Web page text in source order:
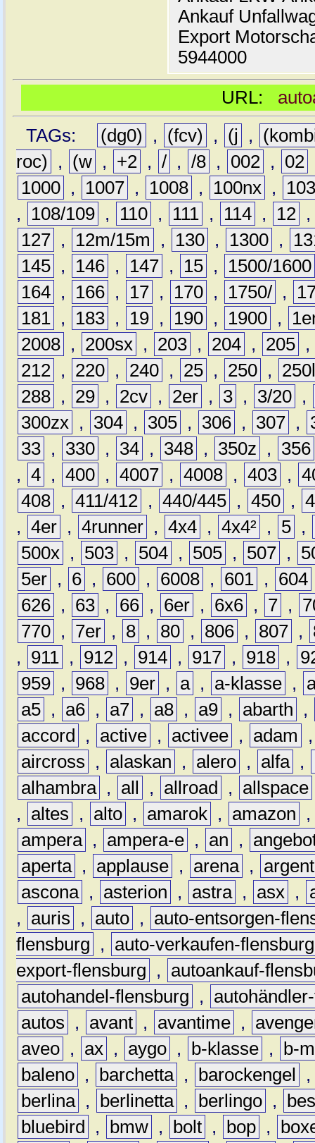
Ankauf
Export
5944000
URL:
TAGs:
(dg0) , (fcv) , (j ,
roc)
, (w , +2 , / , /8 , 002 , 02
1000 , 1007 , 1008 , 100nx ,
,
108/109 , 110 , 111 , 114 , 12
127 , 12m/15m , 130 , 1300 ,
145 , 146 , 147 , 15 ,
1500/1600
164 , 166 , 17 , 170 , 1750/ ,
181 , 183 , 19 , 190 , 1900 ,
2008 , 200sx , 203 , 204 , 205 ,
212 , 220 , 240 , 25 , 250 ,
288 , 29 , 2cv , 2er , 3 , 3/20 ,
300zx , 304 , 305 , 306 , 307 ,
33 , 330 , 34 , 348 , 350z ,
356
, 4 , 400 , 4007 , 4008 , 403 ,
408 , 411/412 , 440/445 , 450 ,
, 4er , 4runner , 4x4 , 4x4² , 5 ,
500x , 503 , 504 , 505 , 507 ,
5er , 6 , 600 , 6008 , 601 , 604
626 , 63 , 66 , 6er , 6x6 , 7 ,
770 , 7er , 8 , 80 , 806 , 807 ,
,
911 , 912 , 914 , 917 , 918 ,
959 , 968 , 9er , a , a-klasse ,
a5 , a6 , a7 , a8 , a9 , abarth
,
accord
, active , activee , adam
aircross
, alaskan , alero , alfa ,
alhambra , all , allroad , allspace
,
altes , alto , amarok , amazon
ampera , ampera-e , an ,
aperta , applause , arena ,
ascona , asterion , astra , asx ,
,
auris , auto ,
auto-entsorgen-
flensburg
,
auto-verkaufen-flensburg
export-flensburg
,
autoankauf-
autohandel-flensburg
,
autos
, avant , avantime ,
aveo , ax , aygo , b-klasse ,
b-
baleno , barchetta , barockengel
berlina , berlinetta , berlingo ,
bluebird
, bmw , bolt , bop ,